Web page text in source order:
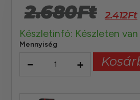
2.680Ft 2.412Ft
Készletinfó: Készleten van
Mennyiség
− +